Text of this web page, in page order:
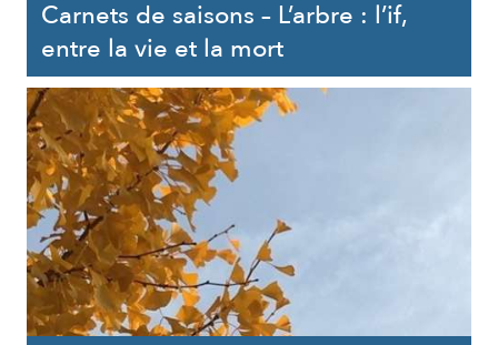
Carnets de saisons – L’arbre : l’if,
entre la vie et la mort